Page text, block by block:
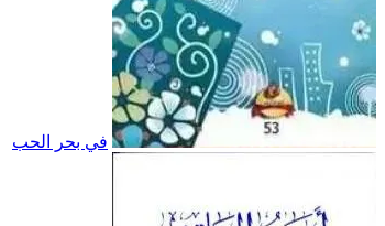
في بحر الحب